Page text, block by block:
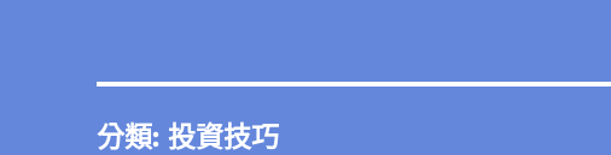
分類:投資技巧